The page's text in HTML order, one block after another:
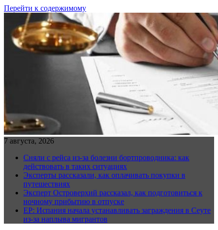
Перейти к содержимому
7 августа, 2026
Сняли с рейса из-за болезни бортпроводника: как
действовать в таких ситуациях
Эксперты рассказали, как оплачивать покупки в
путешествиях
Эксперт Островерхий рассказал, как подготовиться к
ночному прибытию в отпуске
EP: Испания начала устанавливать заграждения в Сеуте
из-за наплыва мигрантов